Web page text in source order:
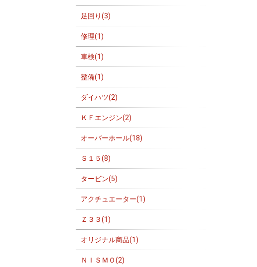
足回り(3)
修理(1)
車検(1)
整備(1)
ダイハツ(2)
ＫＦエンジン(2)
オーバーホール(18)
Ｓ１５(8)
タービン(5)
アクチュエーター(1)
Ｚ３３(1)
オリジナル商品(1)
ＮＩＳＭＯ(2)